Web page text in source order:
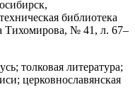
библиотека
Тихомирова, № 41, л. 67–
толковая литература;
церковнославянская